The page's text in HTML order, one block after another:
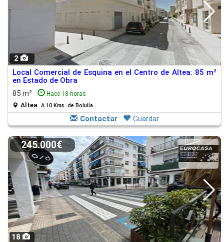
2
Local Comercial de Esquina en el Centro de Altea: 85 m²
en Estado de Obra
85 m²
Hace 18 horas
Altea. A 10 Kms. de Bolulla
Contactar Guardar
18
245.000€